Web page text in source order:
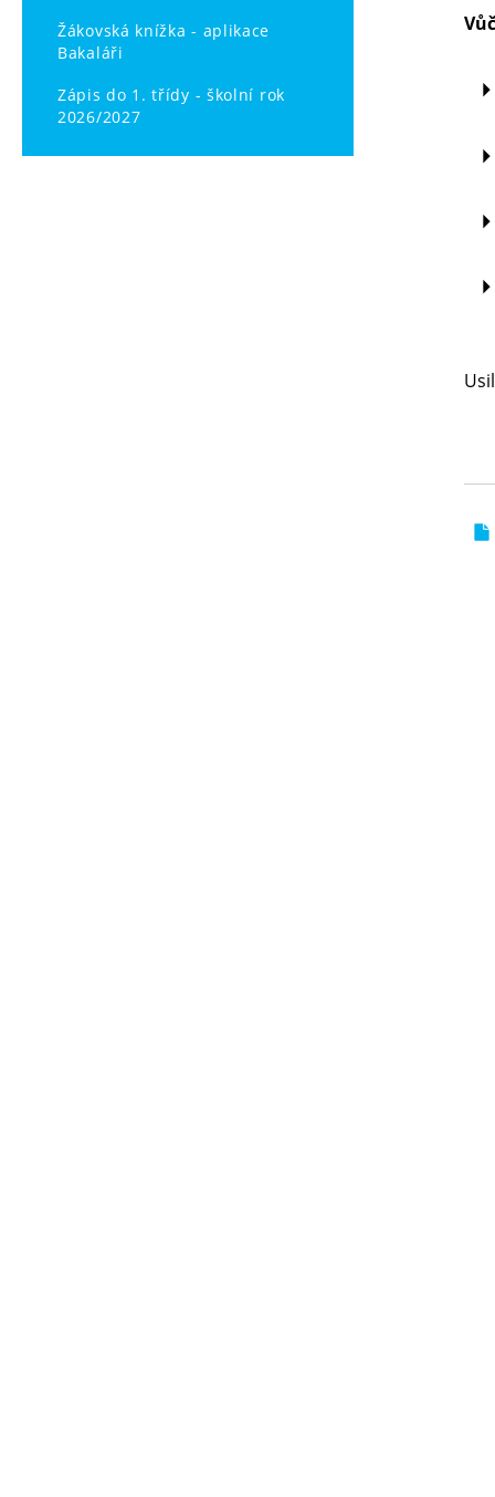
Žákovská knížka - aplikace
Bakaláři
Zápis do 1. třídy - školní rok
2026/2027